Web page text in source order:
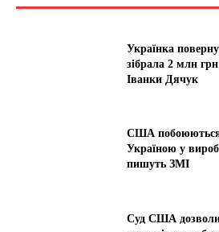
Українка
зібрала 2 млн
Іванки Дячук
США побоюються
Україною у
пишуть ЗМІ
Суд США